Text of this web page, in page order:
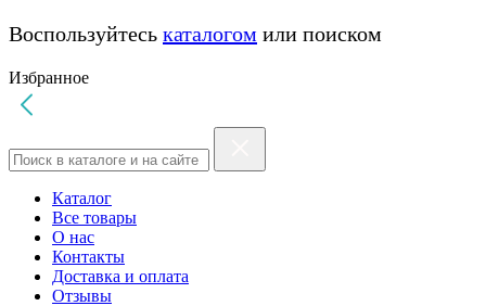
Воспользуйтесь каталогом или поиском
Избранное
Каталог
Все товары
О нас
Контакты
Доставка и оплата
Отзывы